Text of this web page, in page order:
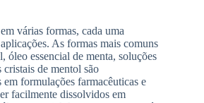
várias formas, cada uma
As formas mais comuns
óleo essencial de menta, soluções
cristais de mentol são
formulações farmacêuticas e
facilmente dissolvidos em